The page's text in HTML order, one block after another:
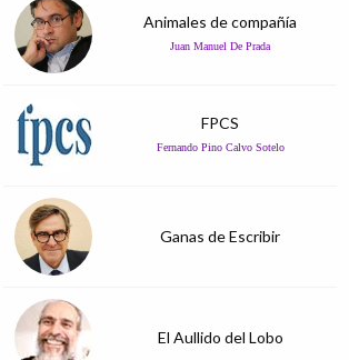
Animales de compañía
Juan Manuel De Prada
FPCS
Fernando Pino Calvo Sotelo
Ganas de Escribir
El Aullido del Lobo